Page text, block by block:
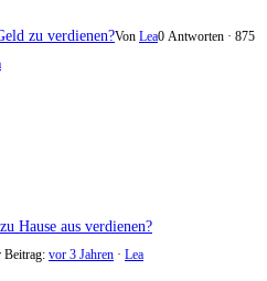
zu verdienen?Von Lea0 Antworten · 875
Hause aus verdienen?
Beitrag: vor 3 Jahren · Lea